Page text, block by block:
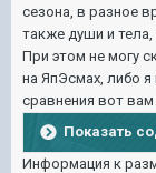
сезона, в разное
также души и
При этом не могу
на ЯпЭсмах, либо
сравнения вот
Показать
Информация к